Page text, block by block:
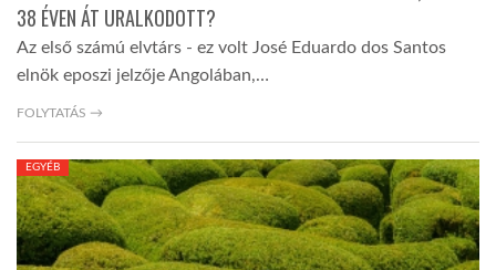
38 ÉVEN ÁT URALKODOTT?
Az első számú elvtárs - ez volt José Eduardo dos Santos
elnök eposzi jelzője Angolában,…
FOLYTATÁS →
EGYÉB